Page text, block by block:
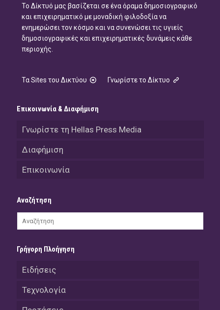
Το Δίκτυό μας βασίζεται σε ένα όραμα δημοσιογραφικό
και επιχειρηματικό με μοναδική φιλοδοξία να
ενημερώσει τον κόσμο και να συνενώσει τις υγιείς
δημοσιογραφικές και επιχειρηματικές δυνάμεις κάθε
περιοχής.
Τα Sites του Δικτύου Γνωρίστε το Δίκτυο
Επικοινωνία & Διαφήμιση
Γνωρίστε τη Hellas Press Media
Διαφήμιση
Επικοινωνία
Αναζήτηση
Γρήγορη Πλοήγηση
Ειδήσεις
Τεχνολογία